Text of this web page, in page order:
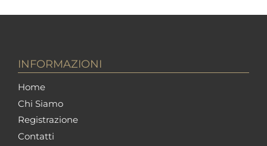
INFORMAZIONI
Home
Chi Siamo
Registrazione
Contatti